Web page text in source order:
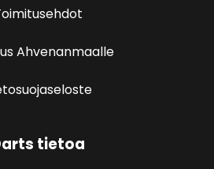
Ahvenanmaalle
tietoa